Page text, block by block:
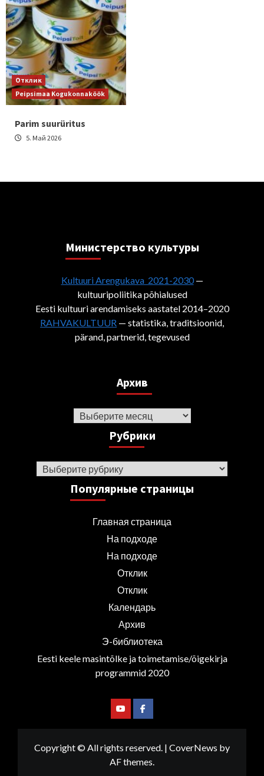
Отклик
Peipsimaa Kogukonnaköök
Parim suurüritus
5. Май 2026
Министерствo культуры
Kultuuri Arengukava 2021-2030—
kultuuripoliitika põhialused
Eesti kultuuri arendamiseks aastatel 2014–2020
RAHVAKULTUUR — statistika, traditsioonid,
pärand, partnerid, tegevused
Архив
Архив
Рубрики
Рубрики
Популярные страницы
Главная страница
На подходе
На подходе
Отклик
Отклик
Календарь
Архив
Э-библиотека
Eesti keele masintõlke ja toimetamise/õigekirja
programmid 2020
YoutubeFacebook
Copyright © All rights reserved. | CoverNews by
AF themes.